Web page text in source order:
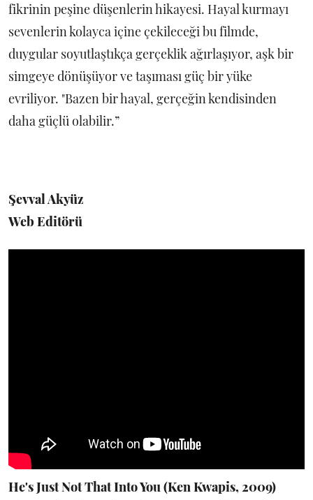
fikrinin peşine düşenlerin hikayesi. Hayal kurmayı
sevenlerin kolayca içine çekileceği bu filmde,
duygular soyutlaştıkça gerçeklik ağırlaşıyor, aşk bir
simgeye dönüşüyor ve taşıması güç bir yüke
evriliyor. "Bazen bir hayal, gerçeğin kendisinden
daha güçlü olabilir.”
Şevval Akyüz
Web Editörü
He's Just Not That Into You (Ken Kwapis, 2009)